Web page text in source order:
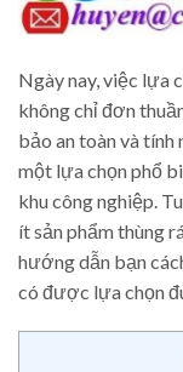
Ngày nay, việc lựa
không chỉ đơn
bảo an toàn và tính
một lựa chọn phổ
khu công nghiệp.
ít sản phẩm thùng
hướng dẫn bạn
có được lựa chọn